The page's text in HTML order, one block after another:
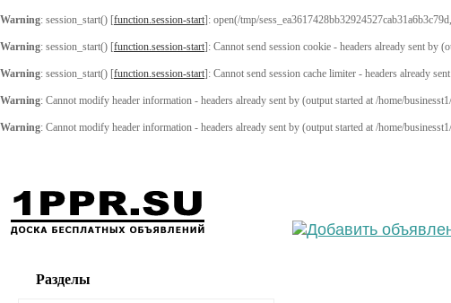
Warning: session_start() [function.session-start]: open(/tmp/
Warning: session_start() [function.session-start]: Cannot send session cookie - headers already sent by
Warning: session_start() [function.session-start]: Cannot send session cache limiter - headers already
Warning: Cannot modify header information - headers already sent by (output started at /home/
Warning: Cannot modify header information - headers already sent by (output started at /home/
Разделы